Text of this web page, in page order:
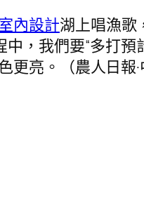
內設計湖上唱漁歌
，我們要“多打
更亮。（農人日報